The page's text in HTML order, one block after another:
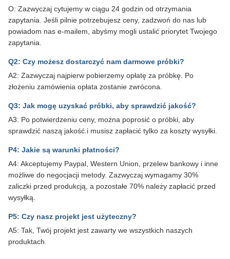
O: Zazwyczaj cytujemy w ciągu 24 godzin od otrzymania
zapytania. Jeśli pilnie potrzebujesz ceny, zadzwoń do nas lub
powiadom nas e-mailem, abyśmy mogli ustalić priorytet Twojego
zapytania.
Q2: Czy możesz dostarczyć nam darmowe próbki?
A2: Zazwyczaj najpierw pobierzemy opłatę za próbkę. Po
złożeniu zamówienia opłata zostanie zwrócona.
Q3: Jak mogę uzyskać próbki, aby sprawdzić jakość?
A3: Po potwierdzeniu ceny, można poprosić o próbki, aby
sprawdzić naszą jakość.i musisz zapłacić tylko za koszty wysyłki.
P4: Jakie są warunki płatności?
A4: Akceptujemy Paypal, Western Union, przelew bankowy i inne
możliwe do negocjacji metody. Zazwyczaj wymagamy 30%
zaliczki przed produkcją, a pozostałe 70% należy zapłacić przed
wysyłką.
P5: Czy nasz projekt jest użyteczny?
A5: Tak, Twój projekt jest zawarty we wszystkich naszych
produktach.